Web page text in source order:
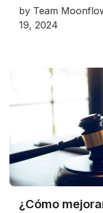
by Team
19, 2024
¿Cómo